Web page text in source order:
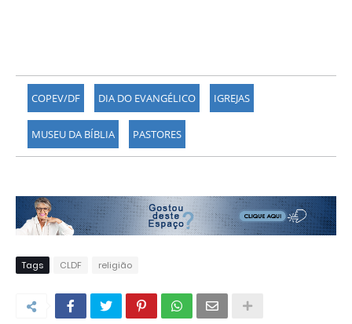
COPEV/DF DIA DO EVANGÉLICO IGREJAS
MUSEU DA BÍBLIA PASTORES
Tags CLDF religião